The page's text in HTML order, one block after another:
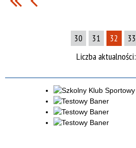
30 31 32 33
Liczba aktualności: